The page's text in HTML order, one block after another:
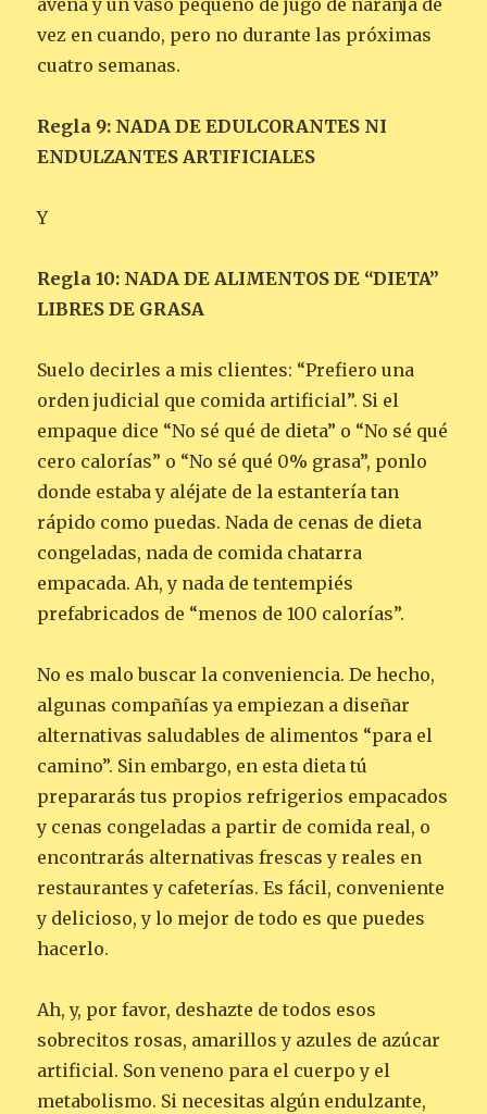
avena y un vaso pequeño de jugo de naranja de
vez en cuando, pero no durante las próximas
cuatro semanas.
Regla 9: NADA DE EDULCORANTES NI
ENDULZANTES ARTIFICIALES
Y
Regla 10: NADA DE ALIMENTOS DE “DIETA”
LIBRES DE GRASA
Suelo decirles a mis clientes: “Prefiero una
orden judicial que comida artificial”. Si el
empaque dice “No sé qué de dieta” o “No sé qué
cero calorías” o “No sé qué 0% grasa”, ponlo
donde estaba y aléjate de la estantería tan
rápido como puedas. Nada de cenas de dieta
congeladas, nada de comida chatarra
empacada. Ah, y nada de tentempiés
prefabricados de “menos de 100 calorías”.
No es malo buscar la conveniencia. De hecho,
algunas compañías ya empiezan a diseñar
alternativas saludables de alimentos “para el
camino”. Sin embargo, en esta dieta tú
prepararás tus propios refrigerios empacados
y cenas congeladas a partir de comida real, o
encontrarás alternativas frescas y reales en
restaurantes y cafeterías. Es fácil, conveniente
y delicioso, y lo mejor de todo es que puedes
hacerlo.
Ah, y, por favor, deshazte de todos esos
sobrecitos rosas, amarillos y azules de azúcar
artificial. Son veneno para el cuerpo y el
metabolismo. Si necesitas algún endulzante,